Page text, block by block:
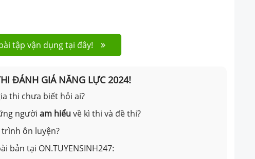
tập vận dụng tại đây!
ĐÁNH GIÁ NĂNG LỰC 2024!
thi chưa biết hỏi ai?
người am hiểuvề kì thi và đề thi?
ôn luyện?
bản tại ON.TUYENSINH247: